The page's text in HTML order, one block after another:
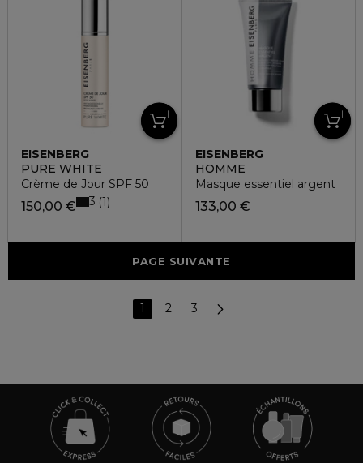
EISENBERG
PURE WHITE
Crème de Jour SPF 50
150,00 € 3 1
EISENBERG
HOMME
Masque essentiel argent
133,00 €
PAGE SUIVANTE
1 2 3